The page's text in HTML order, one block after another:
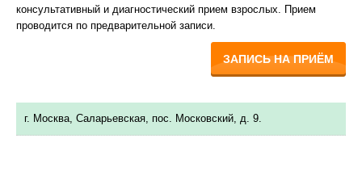
консультативный и диагностический прием взрослых. Прием
проводится по предварительной записи.
ЗАПИСЬ НА ПРИЁМ
г. Москва, Саларьевская, пос. Московский, д. 9.